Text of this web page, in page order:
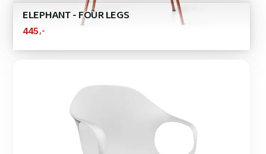
ELEPHANT - FOUR LEGS
445 ,-